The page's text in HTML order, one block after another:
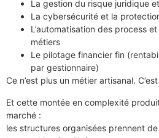
La gestion du risque juridique
La cybersécurité et la
L’automatisation des process et
métiers
Le pilotage financier fin
par gestionnaire)
Ce n’est plus un métier artisanal.
Et cette montée en complexité
marché :
les structures organisées prennent